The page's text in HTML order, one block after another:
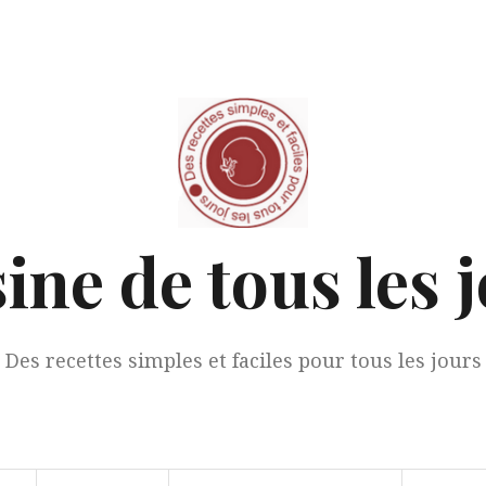
de tous les
Des recettes simples et faciles pour tous les jours